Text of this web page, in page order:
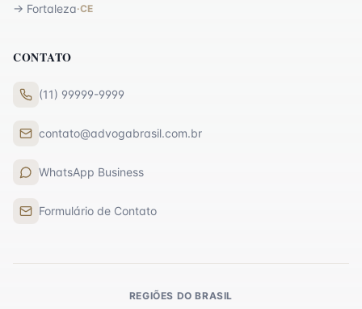
→ Fortaleza·CE
CONTATO
(11) 99999-9999
contato@advogabrasil.com.br
WhatsApp Business
Formulário de Contato
REGIÕES DO BRASIL